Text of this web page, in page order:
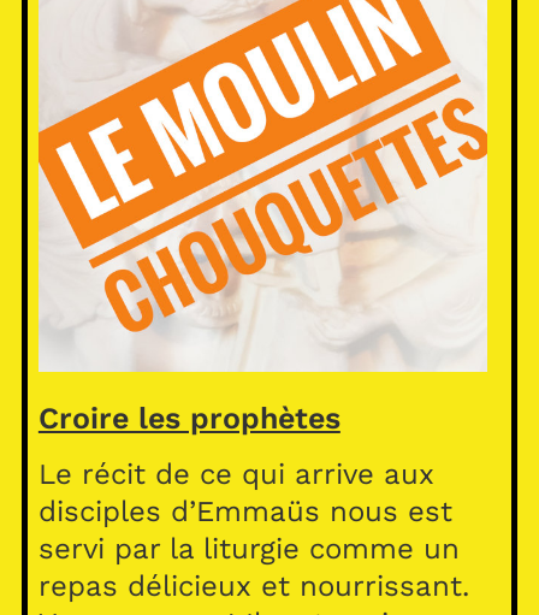
Croire les prophètes
Le récit de ce qui arrive aux
disciples d’Emmaüs nous est
servi par la liturgie comme un
repas délicieux et nourrissant.